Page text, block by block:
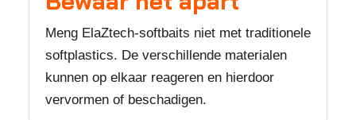
Meng ElaZtech-softbaits niet met traditionele
softplastics. De verschillende materialen
kunnen op elkaar reageren en hierdoor
vervormen of beschadigen.